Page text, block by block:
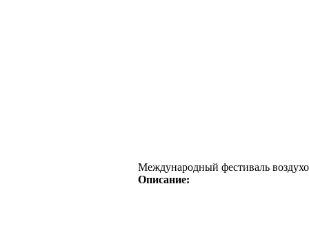
Международный фестиваль
Описание: